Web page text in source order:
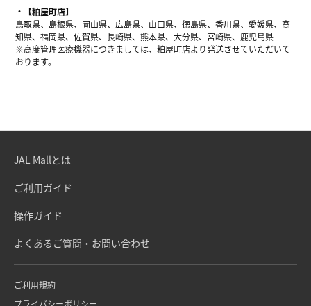
【粕屋町店】
鳥取県、島根県、岡山県、広島県、山口県、徳島県、香川県、愛媛県、高
知県、福岡県、佐賀県、長崎県、熊本県、大分県、宮崎県、鹿児島県
※高度管理医療機器につきましては、粕屋町店より発送させていただいて
おります。
JAL Mallとは
ご利用ガイド
操作ガイド
よくあるご質問・お問い合わせ
ご利用規約
プライバシーポリシー